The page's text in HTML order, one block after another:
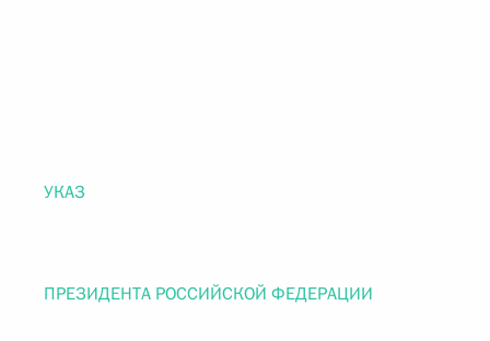
УКАЗ
ПРЕЗИДЕНТА РОССИЙСКОЙ ФЕДЕРАЦИИ